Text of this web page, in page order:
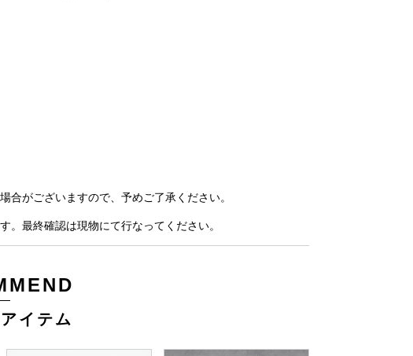
がございますので、予めご了承ください。
最終確認は現物にて行なってください。
イテム